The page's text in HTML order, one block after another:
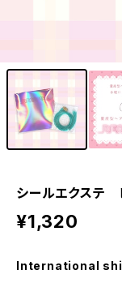
シールエクステ
¥1,320
International